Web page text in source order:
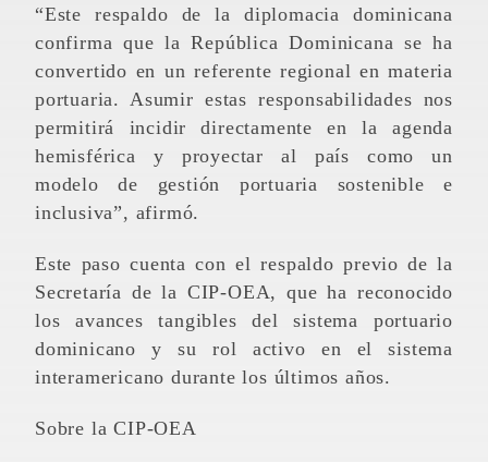
“Este respaldo de la diplomacia dominicana
confirma que la República Dominicana se ha
convertido en un referente regional en materia
portuaria. Asumir estas responsabilidades nos
permitirá incidir directamente en la agenda
hemisférica y proyectar al país como un
modelo de gestión portuaria sostenible e
inclusiva”, afirmó.
Este paso cuenta con el respaldo previo de la
Secretaría de la CIP-OEA, que ha reconocido
los avances tangibles del sistema portuario
dominicano y su rol activo en el sistema
interamericano durante los últimos años.
Sobre la CIP-OEA